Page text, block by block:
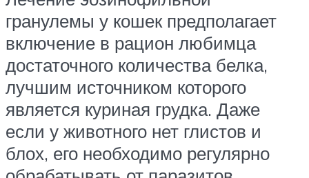
гранулемы у кошек предполагает
включение в рацион любимца
достаточного количества белка,
лучшим источником которого
является куриная грудка. Даже
если у животного нет глистов и
блох, его необходимо регулярно